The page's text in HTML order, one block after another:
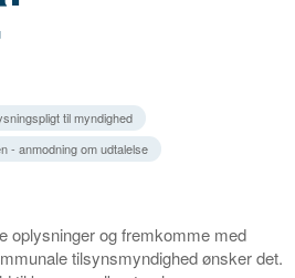
til myndighed
- anmodning om udtalelse
oplysninger og fremkomme med
tilsynsmyndighed ønsker det.